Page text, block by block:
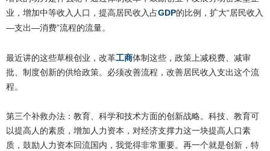
业，增加中等收入人口，提高居民收入占GDP的比例，扩大“居民收入
—支出—消费”流程的流量。
最近讲的这些草根创业，改革工商体制这些，政策上减税费、减审
批、制度创新的供给政策。必须改善流程，改善居民收入支出这个流
程。
第三个补救办法：教育、科学和技术方面的创新战略。科技、教育可
以提高人的素质，增加人力资本，对经济支撑力这一块提高人口素
质，鼓励人力资本回流国内，我觉得非常重要。再一个就是创新，特